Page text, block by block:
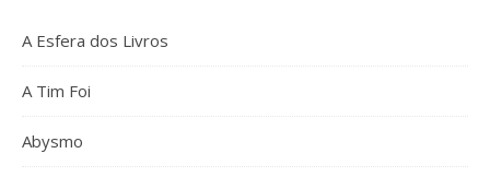
A Esfera dos Livros
A Tim Foi
Abysmo